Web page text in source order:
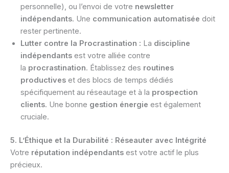
personnelle), ou l’envoi de votre newsletter
indépendants. Une communication automatisée doit
rester pertinente.
Lutter contre la Procrastination : La discipline
indépendants est votre alliée contre
la procrastination. Établissez des routines
productives et des blocs de temps dédiés
spécifiquement au réseautage et à la prospection
clients. Une bonne gestion énergie est également
cruciale.
5. L’Éthique et la Durabilité : Réseauter avec Intégrité
Votre réputation indépendants est votre actif le plus
précieux.